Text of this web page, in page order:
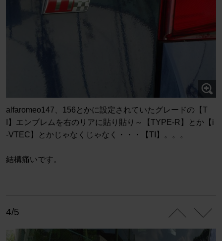
alfaromeo147、156とかに設定されていたグレードの【T
I】エンブレムを右のリアに貼り貼り～【TYPE-R】とか【i
-VTEC】とかじゃなくじゃなく・・・【TI】。。。
結構痛いです。
4/5